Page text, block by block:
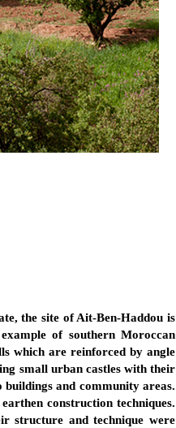
the site of Ait-Ben-Haddou is
of southern Moroccan
which are reinforced by angle
small urban castles with their
and community areas.
construction techniques.
structure and technique were